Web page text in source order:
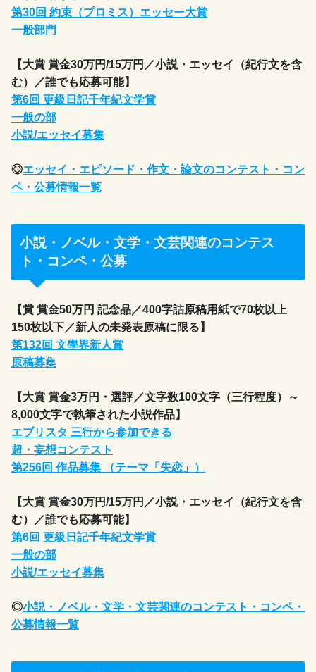
第30回 約束（プロミス）エッセー大賞
一般部門
【大賞 賞金30万円/15万円／小説・エッセイ（紀行文を含
む）／誰でも応募可能】
第6回 更級日記千年紀文学賞
一般の部
小説/エッセイ募集
◎エッセイ・エピソード・作文・論文のコンテスト・コン
ペ・公募情報一覧
小説・ノベル・文学・文芸関連のコンテス
ト・コンペ・公募
【賞 賞金50万円 記念品／400字詰原稿用紙で70枚以上
150枚以下／新人の未発表原稿に限る】
第132回 文學界新人賞
原稿募集
【大賞 賞金3万円・選評／文字数100文字（三行程度）～
8,000文字で執筆された小説作品】
エブリスタ 三行から参加できる
超・妄想コンテスト
第256回 作品募集 （テーマ「失恋」）
【大賞 賞金30万円/15万円／小説・エッセイ（紀行文を含
む）／誰でも応募可能】
第6回 更級日記千年紀文学賞
一般の部
小説/エッセイ募集
◎小説・ノベル・文学・文芸関連のコンテスト・コンペ・
公募情報一覧